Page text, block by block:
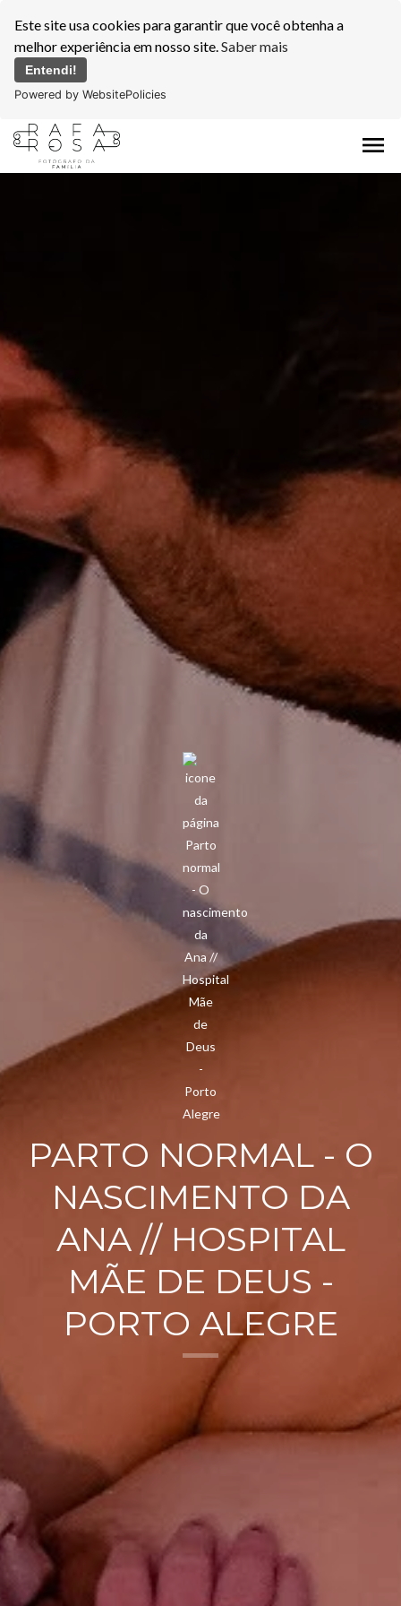
Este site usa cookies para garantir que você obtenha a
melhor experiência em nosso site.Saber mais
Entendi!
Powered by WebsitePolicies
menu
PARTO NORMAL - O
NASCIMENTO DA
ANA // HOSPITAL
MÃE DE DEUS -
PORTO ALEGRE